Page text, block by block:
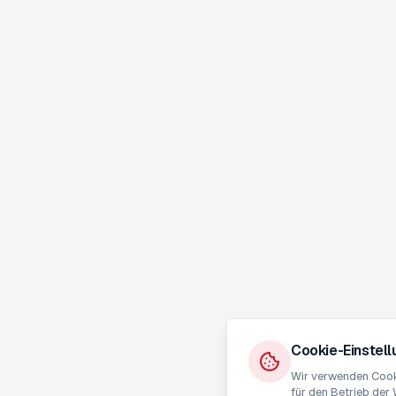
Cookie-
Wir verwenden
für den Betrieb der